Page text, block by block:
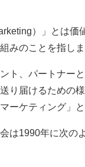
）」とは価
みのことを指しま
ト、パートナー
り届けるための
ーケティング」と
は1990年に次の